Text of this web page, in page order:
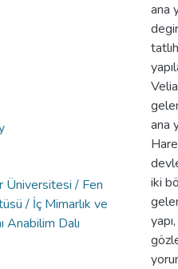
Üniversitesi / Fen
/ İç Mimarlık ve
Anabilim Dalı
ana
ana
iki